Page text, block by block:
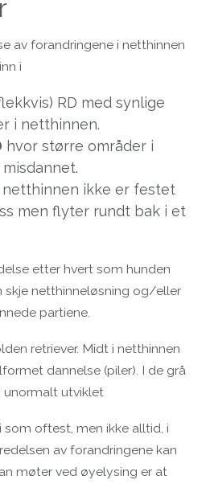
av forandringene i netthinnen
i
RD med synlige
i netthinnen.
hvor større områder i
netthinnen ikke er festet
men flyter rundt bak i et
etter hvert som hunden
skje netthinneløsning og/eller
partiene.
retriever. Midt i netthinnen
dannelse (piler). I de grå
unormalt utviklet
som oftest, men ikke alltid, i
av forandringene kan
møter ved øyelysing er at